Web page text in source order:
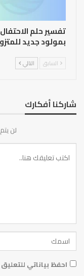
تفسير حلم الاحتفال
بمولود جديد
السابق التالي
شاركنا أفكارك
لن
احفظ بياناتي